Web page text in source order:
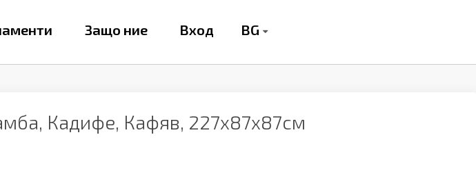
Защо ние Вход BG
Кадифе, Кафяв, 227х87х87см